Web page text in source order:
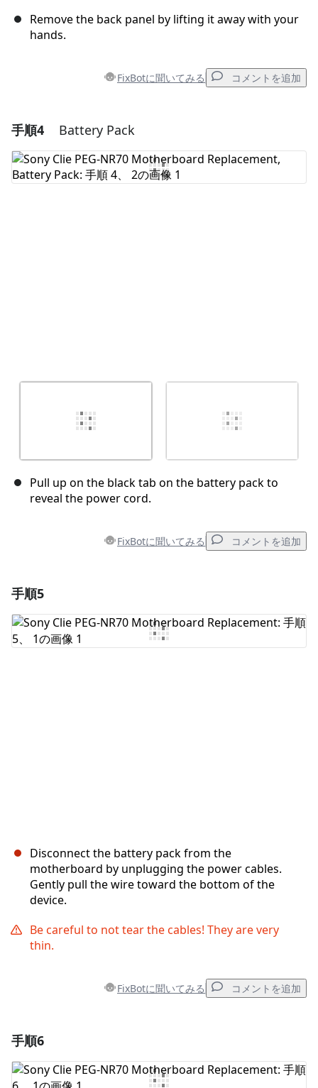
Remove the back panel by lifting it away with your
hands.
FixBotに聞いてみる コメントを追加
コメントを追加
コメントを追加
手順4 Battery Pack
Pull up on the black tab on the battery pack to
reveal the power cord.
FixBotに聞いてみる コメントを追加
コメントを追加
手順5
Disconnect the battery pack from the
motherboard by unplugging the power cables.
Gently pull the wire toward the bottom of the
device.
Be careful to not tear the cables! They are very
thin.
FixBotに聞いてみる コメントを追加
コメントを追加
手順6